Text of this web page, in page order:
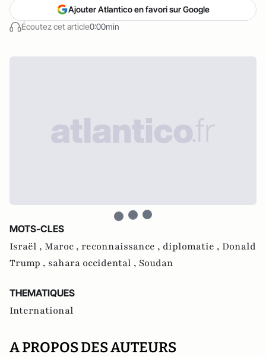
Écoutez cet article0:00min
Ajouter Atlantico en favori sur Google
MOTS-CLES
Israël , Maroc , reconnaissance , diplomatie , Donald
Trump , sahara occidental , Soudan
THEMATIQUES
International
A PROPOS DES AUTEURS